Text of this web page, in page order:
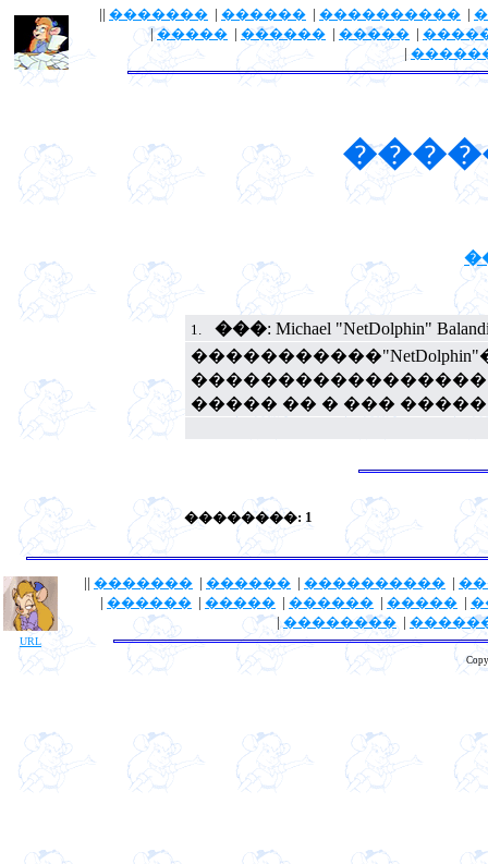
|| ������� | ������ | ���������� |
|����� | ������ | ����� |
|
1. ���: Michael "NetDolphin"
����� �� � ���
��������: 1
URL
|| ������� | ������ | ���������� |
| ������ | ����� | ������ | ����� |
|�������� |